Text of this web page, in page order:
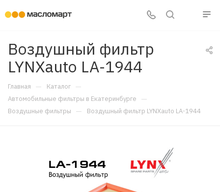
Воздушный фильтр
LYNXauto LA-1944
Главная — Каталог —
Автомобильные фильтры в Екатеринбурге —
Воздушные фильтры — Воздушный фильтр LYNXauto LA-1944